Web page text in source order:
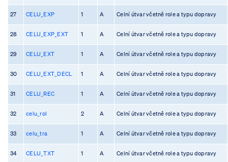
27 CELU_EXP 1 A Celní útvar včetně role a typu dopravy
28 CELU_EXP_EXT 1 A Celní útvar včetně role a typu dopravy
29 CELU_EXT 1 A Celní útvar včetně role a typu dopravy
30 CELU_EXT_DECL 1 A Celní útvar včetně role a typu dopravy
31 CELU_REC 1 A Celní útvar včetně role a typu dopravy
32 celu_rol 2 A Celní útvar včetně role a typu dopravy
33 celu_tra 1 A Celní útvar včetně role a typu dopravy
34 CELU_TXT 1 A Celní útvar včetně role a typu dopravy